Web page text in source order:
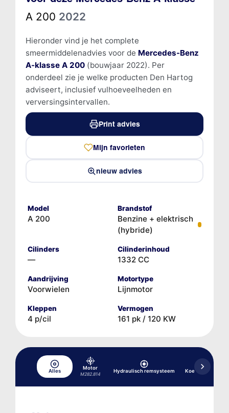
A 200 2022
Hieronder vind je het complete
smeermiddelenadvies voor de Mercedes-Benz
A-klasse A 200(bouwjaar 2022). Per
onderdeel zie je welke producten Den Hartog
adviseert, inclusief vulhoeveelheden en
verversingsintervallen.
Print advies
Mijn favorieten
nieuw advies
Model
A 200
Brandstof
Benzine + elektrisch
(hybride)
Cilinders
—
Cilinderinhoud
1332 CC
Aandrijving
Voorwielen
Motortype
Lijnmotor
Kleppen
4 p/cil
Vermogen
161 pk / 120 KW
Alles
Motor
M282.814
Hydraulisch remsysteem Koelsysteem